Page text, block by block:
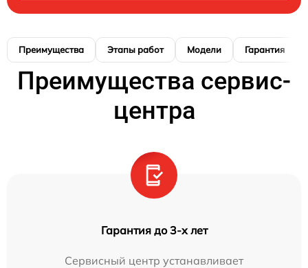
Преимущества Этапы работ Модели Гарантия
Преимущества сервис-
центра
Гарантия до 3-х лет
Сервисный центр устанавливает